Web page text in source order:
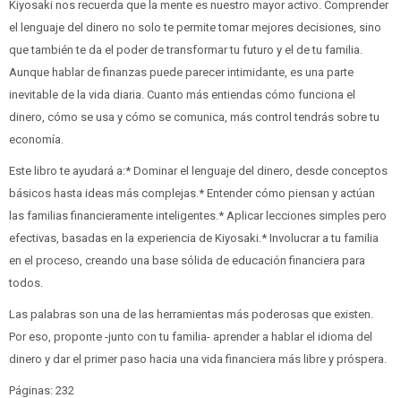
Kiyosaki nos recuerda que la mente es nuestro mayor activo. Comprender
el lenguaje del dinero no solo te permite tomar mejores decisiones, sino
que también te da el poder de transformar tu futuro y el de tu familia.
Aunque hablar de finanzas puede parecer intimidante, es una parte
inevitable de la vida diaria. Cuanto más entiendas cómo funciona el
dinero, cómo se usa y cómo se comunica, más control tendrás sobre tu
economía.
Este libro te ayudará a:* Dominar el lenguaje del dinero, desde conceptos
básicos hasta ideas más complejas.* Entender cómo piensan y actúan
las familias financieramente inteligentes.* Aplicar lecciones simples pero
efectivas, basadas en la experiencia de Kiyosaki.* Involucrar a tu familia
en el proceso, creando una base sólida de educación financiera para
todos.
Las palabras son una de las herramientas más poderosas que existen.
Por eso, proponte -junto con tu familia- aprender a hablar el idioma del
dinero y dar el primer paso hacia una vida financiera más libre y próspera.
Páginas: 232